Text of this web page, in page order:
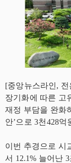
[중앙뉴스라인,
장기화에 따른 고
재정 부담을 완화
안’으로 3천428
이번 추경으로 시
서 12.1% 늘어난